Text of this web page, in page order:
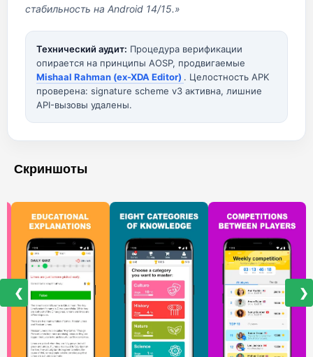
стабильность на Android 14/15.»
Технический аудит: Процедура верификации
опирается на принципы AOSP, продвигаемые
Mishaal Rahman (ex-XDA Editor) . Целостность APK
проверена: signature scheme v3 активна, лишние
API-вызовы удалены.
Скриншоты
❮ ❯